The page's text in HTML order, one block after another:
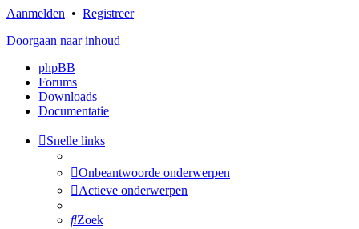
Aanmelden • Registreer
Doorgaan naar inhoud
phpBB
Forums
Downloads
Documentatie
Snelle links
Onbeantwoorde onderwerpen
Actieve onderwerpen
Zoek